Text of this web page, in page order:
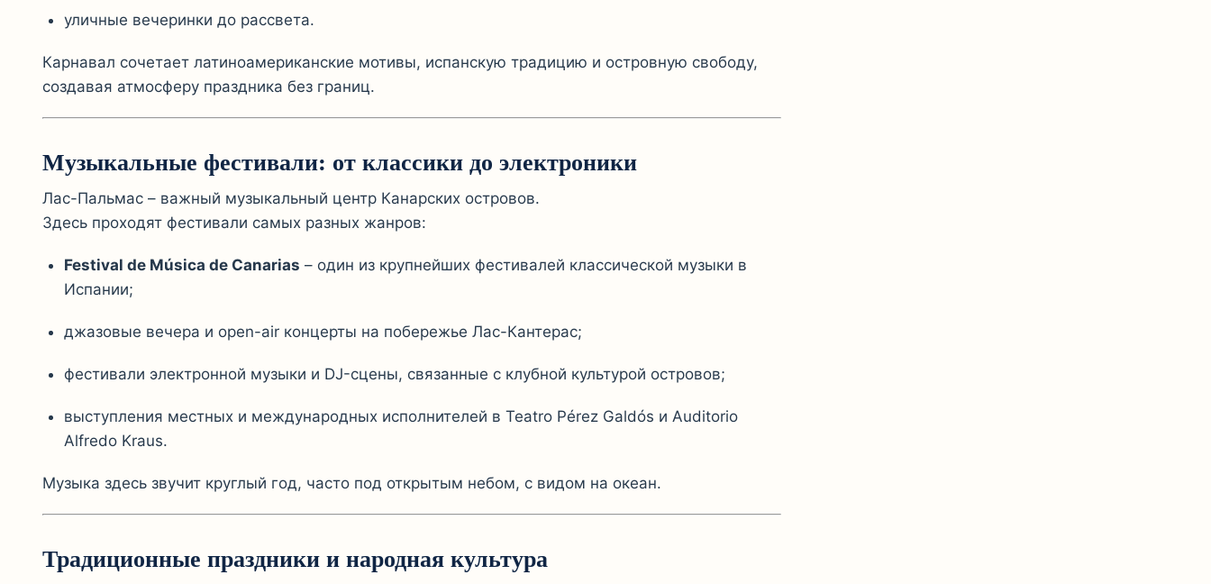
уличные вечеринки до рассвета.
Карнавал сочетает латиноамериканские мотивы, испанскую традицию и островную свободу,
создавая атмосферу праздника без границ.
Музыкальные фестивали: от классики до электроники
Лас-Пальмас – важный музыкальный центр Канарских островов.
Здесь проходят фестивали самых разных жанров:
Festival de Música de Canarias – один из крупнейших фестивалей классической музыки в
Испании;
джазовые вечера и open-air концерты на побережье Лас-Кантерас;
фестивали электронной музыки и DJ-сцены, связанные с клубной культурой островов;
выступления местных и международных исполнителей в Teatro Pérez Galdós и Auditorio
Alfredo Kraus.
Музыка здесь звучит круглый год, часто под открытым небом, с видом на океан.
Традиционные праздники и народная культура